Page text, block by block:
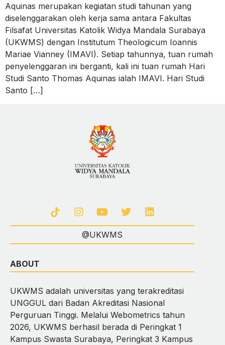
Aquinas merupakan kegiatan studi tahunan yang
diselenggarakan oleh kerja sama antara Fakultas
Filsafat Universitas Katolik Widya Mandala Surabaya
(UKWMS) dengan Institutum Theologicum Ioannis
Mariae Vianney (IMAVI). Setiap tahunnya, tuan rumah
penyelenggaran ini berganti, kali ini tuan rumah Hari
Studi Santo Thomas Aquinas ialah IMAVI. Hari Studi
Santo […]
@UKWMS
ABOUT
UKWMS adalah universitas yang terakreditasi
UNGGUL dari Badan Akreditasi Nasional
Perguruan Tinggi. Melalui Webometrics tahun
2026, UKWMS berhasil berada di Peringkat 1
Kampus Swasta Surabaya, Peringkat 3 Kampus